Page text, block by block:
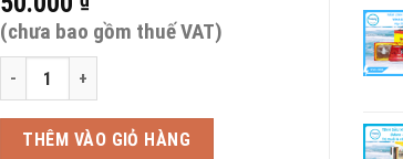
(chưa bao gồm thuế VAT)
Nước xịt dưỡng tóc tinh dầu bưởi An Nhiên - 100ml số lượng
THÊM VÀO GIỎ HÀNG